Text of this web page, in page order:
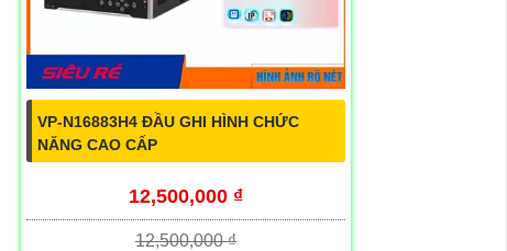
VP-N16883H4 ĐẦU GHI HÌNH CHỨC
NĂNG CAO CẤP
12,500,000 ₫
12,500,000 ₫